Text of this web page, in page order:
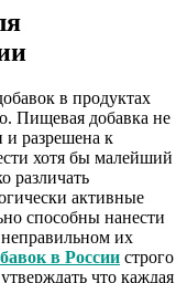
в продуктах
Пищевая добавка не
разрешена к
хотя бы малейший
различать
активные
способны нанести
их
в России строго
что каждая